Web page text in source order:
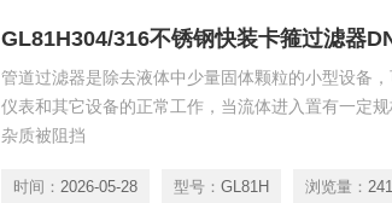
GL81H304/316不锈钢快装卡箍过滤器
管道过滤器是除去液体中少量固体颗粒的小型设备，
仪表和其它设备的正常工作，当流体进入置有一定
杂质被阻挡
时间： 2026-05-28 型号： GL81H 浏览量：